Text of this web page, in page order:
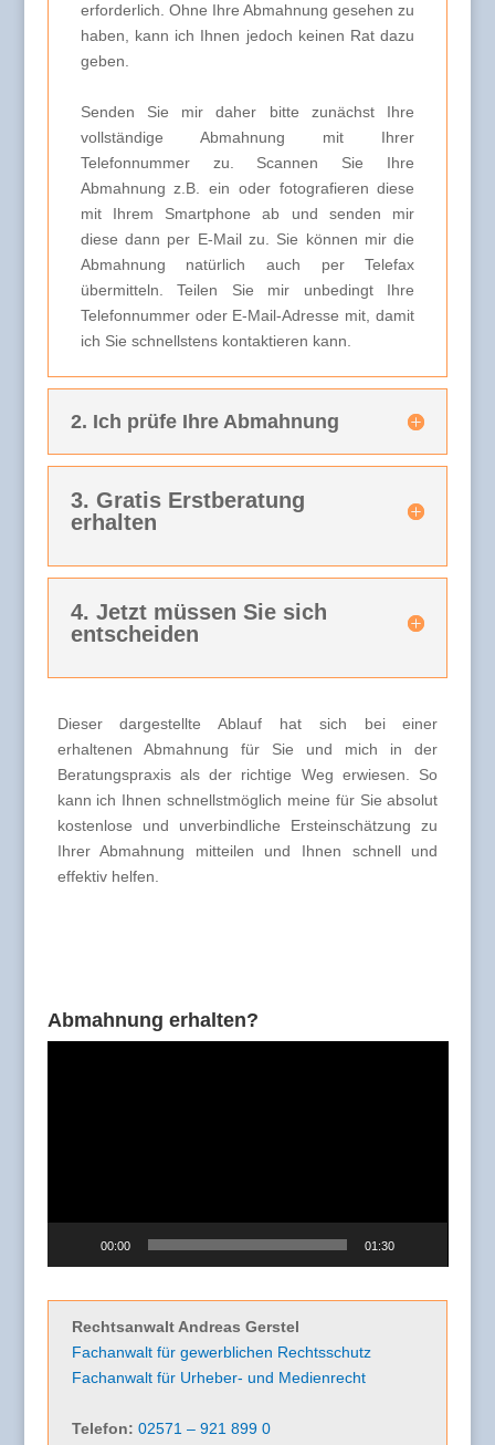
erforderlich. Ohne Ihre Abmahnung gesehen zu
haben, kann ich Ihnen jedoch keinen Rat dazu
geben.
Senden Sie mir daher bitte zunächst Ihre
vollständige Abmahnung mit Ihrer
Telefonnummer zu. Scannen Sie Ihre
Abmahnung z.B. ein oder fotografieren diese
mit Ihrem Smartphone ab und senden mir
diese dann per E-Mail zu. Sie können mir die
Abmahnung natürlich auch per Telefax
übermitteln. Teilen Sie mir unbedingt Ihre
Telefonnummer oder E-Mail-Adresse mit, damit
ich Sie schnellstens kontaktieren kann.
2. Ich prüfe Ihre Abmahnung
3. Gratis Erstberatung
erhalten
4. Jetzt müssen Sie sich
entscheiden
Dieser dargestellte Ablauf hat sich bei einer
erhaltenen Abmahnung für Sie und mich in der
Beratungspraxis als der richtige Weg erwiesen. So
kann ich Ihnen schnellstmöglich meine für Sie absolut
kostenlose und unverbindliche Ersteinschätzung zu
Ihrer Abmahnung mitteilen und Ihnen schnell und
effektiv helfen.
Abmahnung erhalten?
00:00 01:30
Rechtsanwalt Andreas Gerstel
Fachanwalt für gewerblichen Rechtsschutz
Fachanwalt für Urheber- und Medienrecht
Telefon: 02571 – 921 899 0